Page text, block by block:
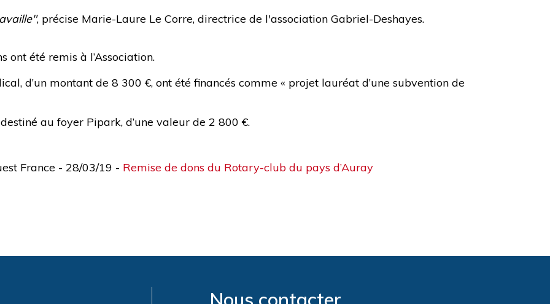
, précise Marie-Laure Le Corre, directrice de l'association Gabriel-Deshayes.
ont été remis à l’Association.
d’un montant de 8 300 €, ont été financés comme « projet lauréat d’une subvention de
au foyer Pipark, d’une valeur de 2 800 €.
France - 28/03/19 - Remise de dons du Rotary-club du pays d’Auray